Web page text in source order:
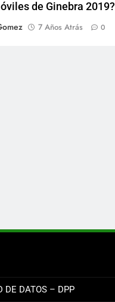
de Ginebra 2019?
7 Años Atrás 0
DE DATOS – DPP